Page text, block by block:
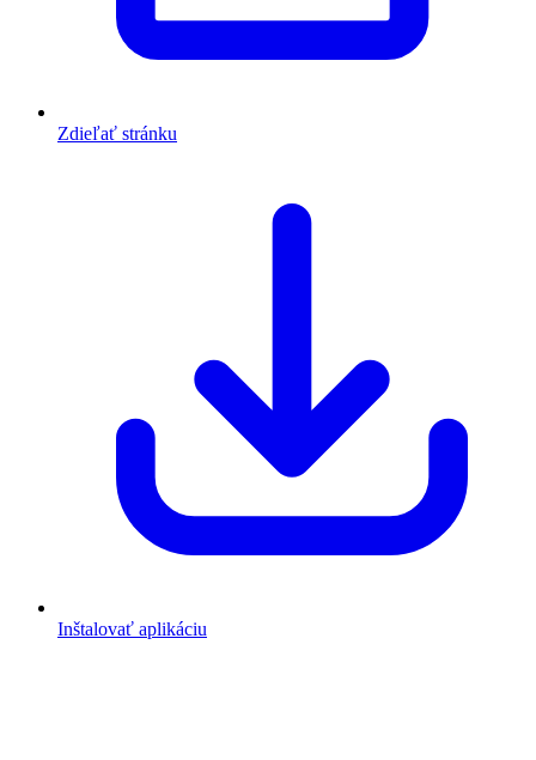
Zdieľať stránku
Inštalovať aplikáciu